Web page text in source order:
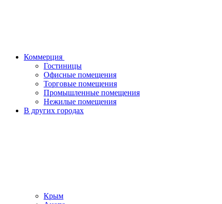
Коммерция
Гостиницы
Офисные помещения
Торговые помещения
Промышленные помещения
Нежилые помещения
В других городах
Крым